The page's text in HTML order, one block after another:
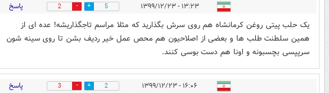
۱۳:۲۳ - ۱۳۹۹/۱۲/۲۳ 5
2 پاسخ
یک حلب پیتی روغن کرمانشاه هم روی سرش بگذارید که مثلا مراسم تاجگذاریشه! عده ای از
همین سلطنت طلب ها و بعضی از اصلاحیون هم محص عمل خیر ردیف بشن تا روی سینه شون
سرپپسی بچسبونه و اونا هم دست بوسی کنند.
۱۶:۰۶ - ۱۳۹۹/۱۲/۲۳ 2
3 پاسخ